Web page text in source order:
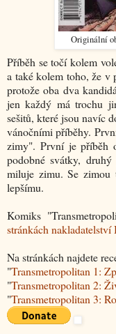
Originální
Příběh se točí kolem
a také kolem toho, že v
protože oba dva
jen každý má trochu
sešitů, které jsou navíc
vánočními příběhy.
zimy". První je příběh
podobné svátky,
miluje zimu. Se
lepšímu.
Komiks
stránkách nakladatelství
Na stránkách najdete
"Transmetropolitan 1:
"Transmetropolitan 2:
"Transmetropolitan 3: